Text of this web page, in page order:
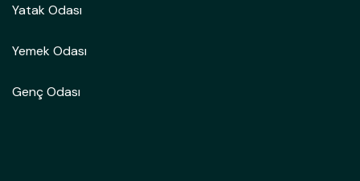
Yatak Odası
Yemek Odası
Genç Odası